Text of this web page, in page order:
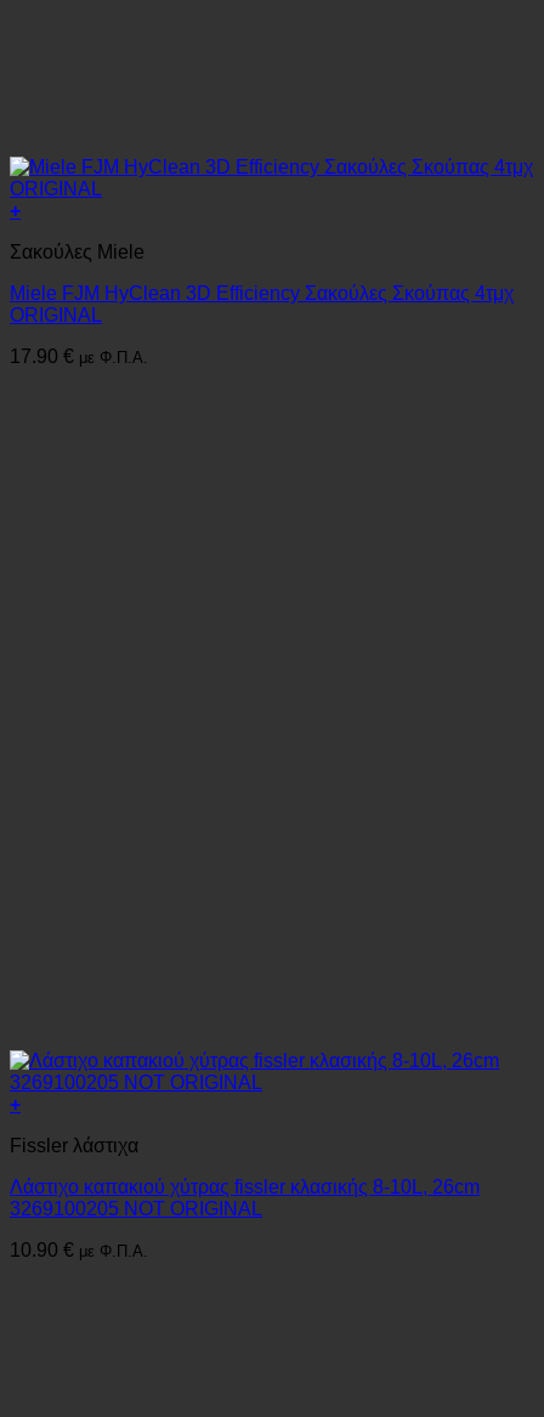
+
Σακούλες Miele
Miele FJM HyClean 3D Efficiency Σακούλες Σκούπας 4τμχ
ORIGINAL
17.90 € με Φ.Π.Α.
+
Fissler λάστιχα
Λάστιχο καπακιού χύτρας fissler κλασικής 8-10L, 26cm
3269100205 NOT ORIGINAL
10.90 € με Φ.Π.Α.